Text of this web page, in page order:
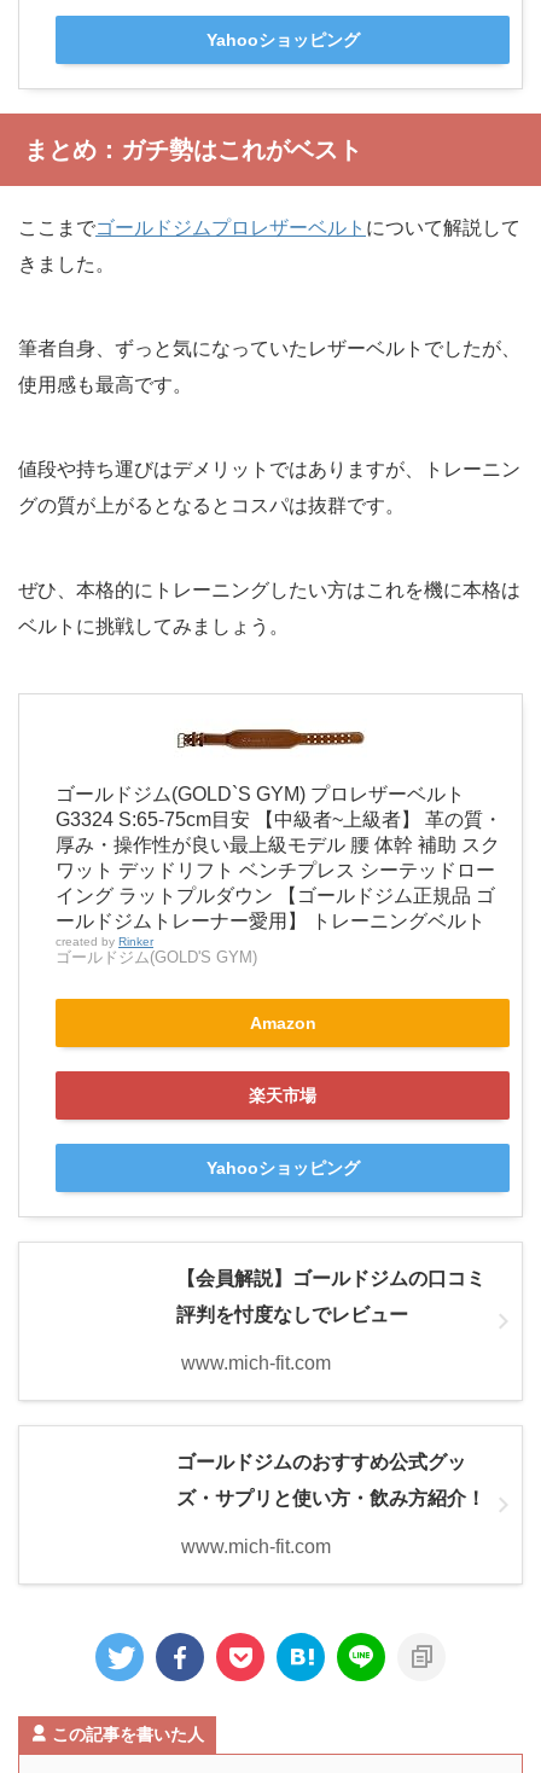
Yahooショッピング
まとめ：ガチ勢はこれがベスト
ここまでゴールドジムプロレザーベルト について解説して
きました。
筆者自身、ずっと気になっていたレザーベルトでしたが、
使用感も最高です。
値段や持ち運びはデメリットではありますが、トレーニン
グの質が上がるとなるとコスパは抜群です。
ぜひ、本格的にトレーニングしたい方はこれを機に本格は
ベルトに挑戦してみましょう。
ゴールドジム(GOLD`S GYM) プロレザーベルト
G3324 S:65-75cm目安 【中級者~上級者】 革の質・
厚み・操作性が良い最上級モデル 腰 体幹 補助 スク
ワット デッドリフト ベンチプレス シーテッドロー
イング ラットプルダウン 【ゴールドジム正規品 ゴ
ールドジムトレーナー愛用】 トレーニングベルト
created by Rinker
ゴールドジム(GOLD'S GYM)
Amazon
楽天市場
Yahooショッピング
【会員解説】ゴールドジムの口コミ
評判を忖度なしでレビュー
www.mich-fit.com
ゴールドジムのおすすめ公式グッ
ズ・サプリと使い方・飲み方紹介！
www.mich-fit.com
この記事を書いた人